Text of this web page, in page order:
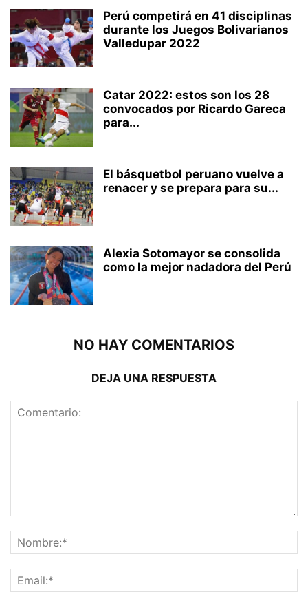
Perú competirá en 41 disciplinas
durante los Juegos Bolivarianos
Valledupar 2022
Catar 2022: estos son los 28
convocados por Ricardo Gareca
para...
El básquetbol peruano vuelve a
renacer y se prepara para su...
Alexia Sotomayor se consolida
como la mejor nadadora del Perú
NO HAY COMENTARIOS
DEJA UNA RESPUESTA